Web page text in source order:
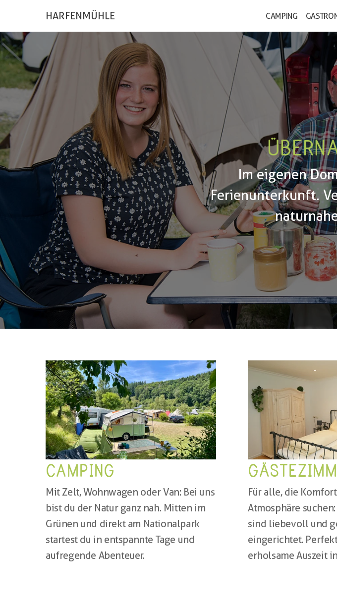
HARFENMÜHLE CAMPING
Im eigenen
Ferienunterkunft.
CAMPING
Mit Zelt, Wohnwagen oder Van: Bei uns
bist du der Natur ganz nah. Mitten im
Grünen und direkt am Nationalpark
startest du in entspannte Tage und
aufregende Abenteuer.
Für alle, die
Atmosphäre
sind liebevoll und
eingerichtet.
erholsame Auszeit